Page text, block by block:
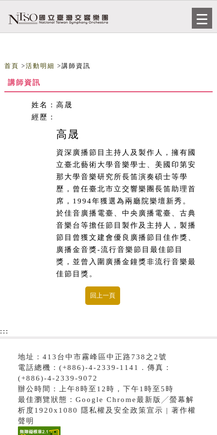
首頁 >活動明細 >講師資訊
講師資訊
姓名： 高晟
經歷：
高晟
資深廣播節目主持人及製作人，擁有國
立臺北藝術大學音樂學士、美國印第安
那大學音樂研究所長笛演奏碩士等學
歷，曾任臺北市立交響樂團長笛助理首
席，1994年獲選為兩廳院樂壇新秀。
於佳音廣播電臺、中央廣播電臺、古典
音樂台等擔任節目製作及主持人，製播
節目曾獲文建會優良廣播節目佳作獎、
廣播金音獎-流行音樂節目最佳節目
獎，並曾入圍廣播金鐘獎非流行音樂最
佳節目獎。
:::
地址：413台中市霧峰區中正路738之2號
電話總機：(+886)-4-2339-1141．傳真：
(+886)-4-2339-9072
辦公時間：上午8時至12時，下午1時至5時
最佳瀏覽狀態：Google Chrome最新版╱螢幕解
析度1920x1080 隱私權及安全政策宣示 | 著作權
聲明